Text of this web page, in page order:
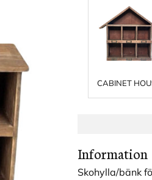
CABINET
Information
Skohylla/bänk